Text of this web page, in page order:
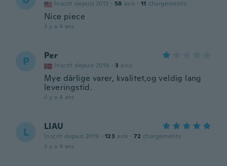
Inscrit depuis 2012 · 58 avis · 11 chargements
Nice piece
il y a 4 ans
P Per
Inscrit depuis 2019 · 3 avis
Mye dårlige varer, kvalitet,og veldig lang
leveringstid.
il y a 4 ans
L LIAU
Inscrit depuis 2019 · 123 avis · 72 chargements
il y a 4 ans